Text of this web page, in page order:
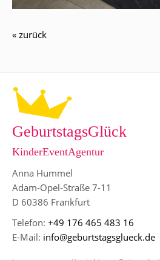
« zurück
GeburtstagsGlück
KinderEventAgentur
Anna Hummel
Adam-Opel-Straße 7-11
D 60386 Frankfurt
Telefon: +49 176 465 483 16
E-Mail: info@geburtstagsglueck.de